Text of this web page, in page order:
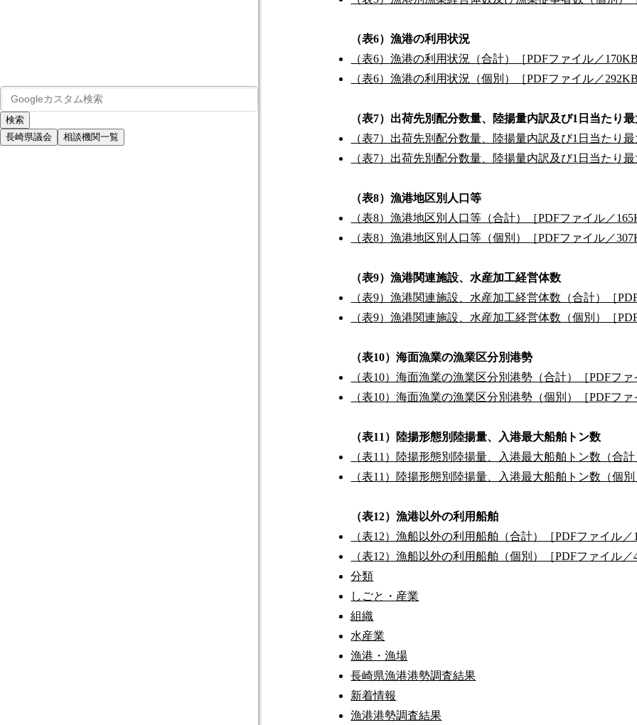
長崎県議会 相談機関一覧
（表6）漁港の利用状況
（表6）漁港の利用状況（合計）［PDFファイル／170KB
（表6）漁港の利用状況（個別）［PDFファイル／292KB
（表7）出荷先別配分数量、陸揚量内訳及び1日当たり
（表7）出荷先別配分数量、陸揚量内訳及び1日当たり
（表7）出荷先別配分数量、陸揚量内訳及び1日当たり
（表8）漁港地区別人口等
（表8）漁港地区別人口等（合計）［PDFファイル／
（表8）漁港地区別人口等（個別）［PDFファイル／
（表9）漁港関連施設、水産加工経営体数
（表9）漁港関連施設、水産加工経営体数（合計）［
（表9）漁港関連施設、水産加工経営体数（個別）［
（表10）海面漁業の漁業区分別港勢
（表10）海面漁業の漁業区分別港勢（合計）［PDFファ
（表10）海面漁業の漁業区分別港勢（個別）［PDFファ
（表11）陸揚形態別陸揚量、入港最大船舶トン数
（表11）陸揚形態別陸揚量、入港最大船舶トン数（合
（表11）陸揚形態別陸揚量、入港最大船舶トン数（個
（表12）漁港以外の利用船舶
（表12）漁船以外の利用船舶（合計）［PDFファイル／
（表12）漁船以外の利用船舶（個別）［PDFファイル／
分類
しごと・産業
組織
水産業
漁港・漁場
長崎県漁港港勢調査結果
新着情報
漁港港勢調査結果